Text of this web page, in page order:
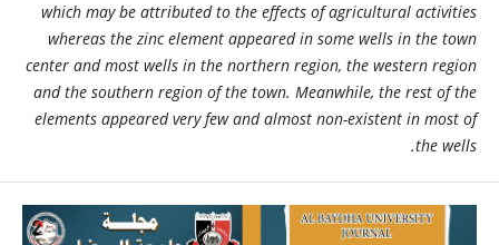
which may be attributed to the effects of agricultural activities
whereas the zinc element appeared in some wells in the town
center and most wells in the northern region, the western region
and the southern region of the town. Meanwhile, the rest of the
elements appeared very few and almost non-existent in most of
the wells.